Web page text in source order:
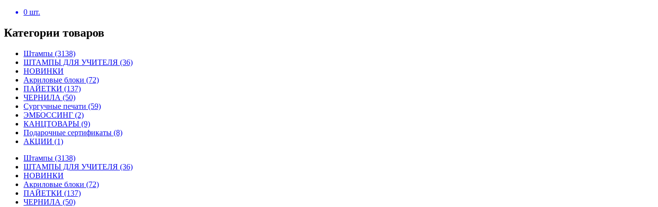
0 шт.
Категории товаров
Штампы (3138)
ШТАМПЫ ДЛЯ УЧИТЕЛЯ (36)
НОВИНКИ
Акриловые блоки (72)
ПАЙЕТКИ (137)
ЧЕРНИЛА (50)
Сургучные печати (59)
ЭМБОССИНГ (2)
КАНЦТОВАРЫ (9)
Подарочные сертификаты (8)
АКЦИИ (1)
Штампы (3138)
ШТАМПЫ ДЛЯ УЧИТЕЛЯ (36)
НОВИНКИ
Акриловые блоки (72)
ПАЙЕТКИ (137)
ЧЕРНИЛА (50)